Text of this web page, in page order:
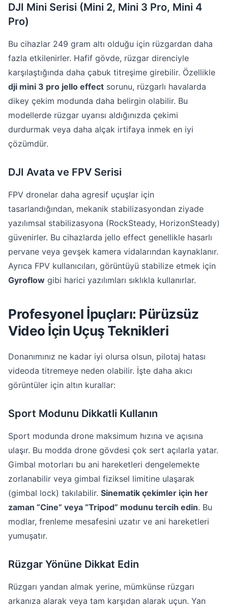
DJI Mini Serisi (Mini 2, Mini 3 Pro, Mini 4
Pro)
Bu cihazlar 249 gram altı olduğu için rüzgardan daha
fazla etkilenirler. Hafif gövde, rüzgar direnciyle
karşılaştığında daha çabuk titreşime girebilir. Özellikle
dji mini 3 pro jello effect sorunu, rüzgarlı havalarda
dikey çekim modunda daha belirgin olabilir. Bu
modellerde rüzgar uyarısı aldığınızda çekimi
durdurmak veya daha alçak irtifaya inmek en iyi
çözümdür.
DJI Avata ve FPV Serisi
FPV dronelar daha agresif uçuşlar için
tasarlandığından, mekanik stabilizasyondan ziyade
yazılımsal stabilizasyona (RockSteady, HorizonSteady)
güvenirler. Bu cihazlarda jello effect genellikle hasarlı
pervane veya gevşek kamera vidalarından kaynaklanır.
Ayrıca FPV kullanıcıları, görüntüyü stabilize etmek için
Gyroflow gibi harici yazılımları sıklıkla kullanırlar.
Profesyonel İpuçları: Pürüzsüz
Video İçin Uçuş Teknikleri
Donanımınız ne kadar iyi olursa olsun, pilotaj hatası
videoda titremeye neden olabilir. İşte daha akıcı
görüntüler için altın kurallar:
Sport Modunu Dikkatli Kullanın
Sport modunda drone maksimum hızına ve açısına
ulaşır. Bu modda drone gövdesi çok sert açılarla yatar.
Gimbal motorları bu ani hareketleri dengelemekte
zorlanabilir veya gimbal fiziksel limitine ulaşarak
(gimbal lock) takılabilir. Sinematik çekimler için her
zaman “Cine” veya “Tripod” modunu tercih edin. Bu
modlar, frenleme mesafesini uzatır ve ani hareketleri
yumuşatır.
Rüzgar Yönüne Dikkat Edin
Rüzgarı yandan almak yerine, mümkünse rüzgarı
arkanıza alarak veya tam karşıdan alarak uçun. Yan